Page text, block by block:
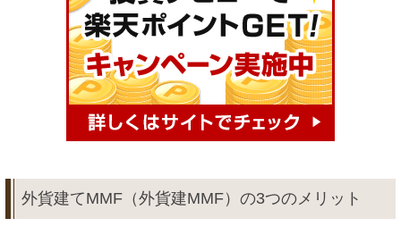
外貨建てMMF（外貨建MMF）の3つのメリット